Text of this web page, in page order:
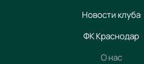
Новости клуба
ФК Краснодар
О нас